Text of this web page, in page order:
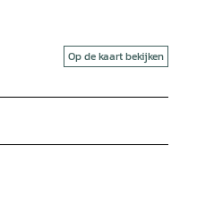
Op de kaart bekijken